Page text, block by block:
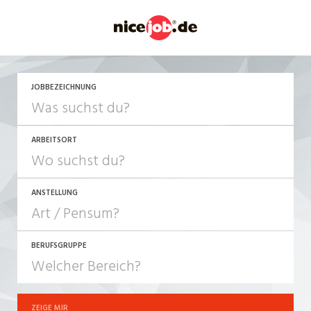
JOBBEZEICHNUNG
ARBEITSORT
ANSTELLUNG
JOB-TYP
Festanstellung
BERUFSGRUPPE
ZEIGE MIR